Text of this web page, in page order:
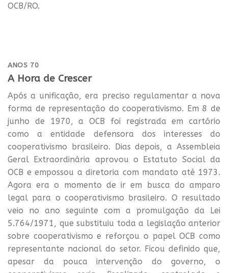
OCB/RO.
ANOS 70
A Hora de Crescer
Após a unificação, era preciso regulamentar a nova
forma de representação do cooperativismo. Em 8 de
junho de 1970, a OCB foi registrada em cartório
como a entidade defensora dos interesses do
cooperativismo brasileiro. Dias depois, a Assembleia
Geral Extraordinária aprovou o Estatuto Social da
OCB e empossou a diretoria com mandato até 1973.
Agora era o momento de ir em busca do amparo
legal para o cooperativismo brasileiro. O resultado
veio no ano seguinte com a promulgação da Lei
5.764/1971, que substituiu toda a legislação anterior
sobre cooperativismo e reforçou o papel OCB como
representante nacional do setor. Ficou definido que,
apesar da pouca intervenção do governo, o